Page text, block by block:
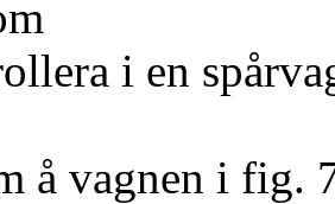
i en
å vagnen i fig.